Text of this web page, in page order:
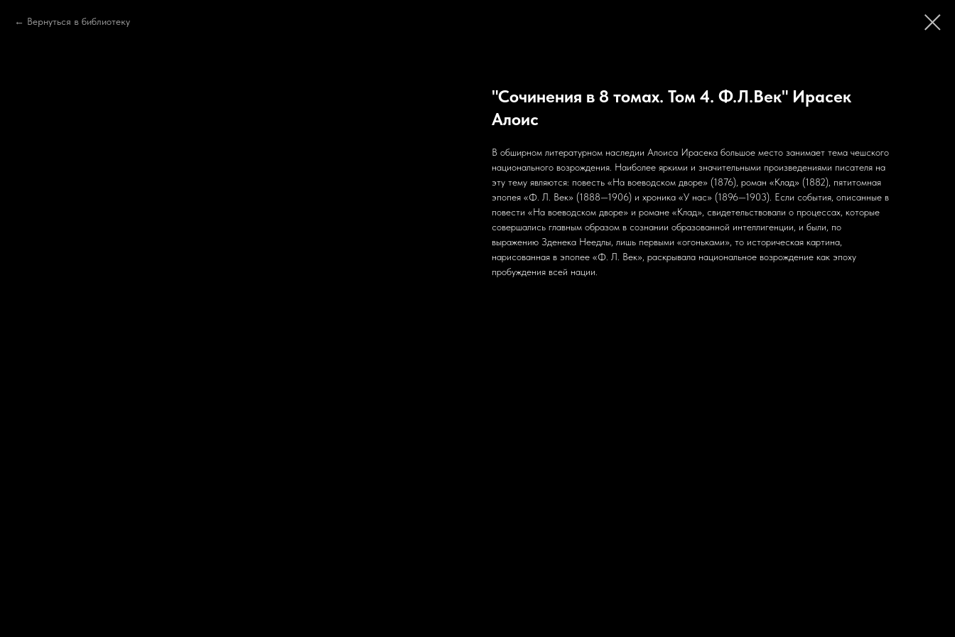
Вернуться в библиотеку
"Сочинения в 8 томах. Том 4. Ф.Л.Век" Ирасек
Алоис
В обширном литературном наследии Алоиса Ирасека большое место занимает тема чешского
национального возрождения. Наиболее яркими и значительными произведениями писателя на
эту тему являются: повесть «На воеводском дворе» (1876), роман «Клад» (1882), пятитомная
эпопея «Ф. Л. Век» (1888—1906) и хроника «У нас» (1896—1903). Если события, описанные в
повести «На воеводском дворе» и романе «Клад», свидетельствовали о процессах, которые
совершались главным образом в сознании образованной интеллигенции, и были, по
выражению Зденека Неедлы, лишь первыми «огоньками», то историческая картина,
нарисованная в эпопее «Ф. Л. Век», раскрывала национальное возрождение как эпоху
пробуждения всей нации.